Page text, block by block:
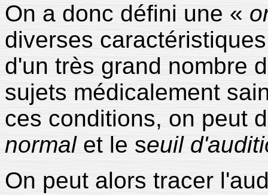
On a donc défini une «
diverses
d'un très grand nombre
sujets médicalement
ces conditions, on peut
normalet le seuil
On peut alors tracer